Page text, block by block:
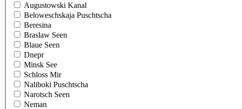
Augustowski Kanal
Beloweschskaja Puschtscha
Beresina
Braslaw Seen
Blaue Seen
Dnepr
Minsk See
Schloss Mir
Naliboki Puschtscha
Narotsch Seen
Neman